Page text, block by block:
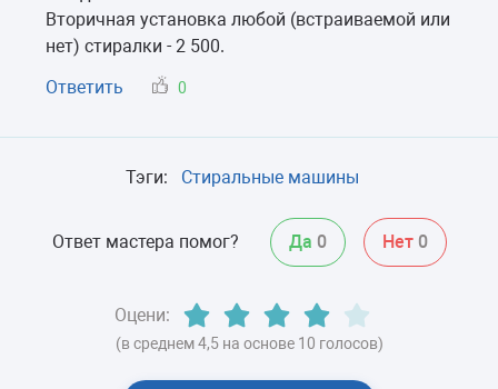
Вторичная установка любой (встраиваемой или
нет) стиралки - 2 500.
Ответить
0
Тэги: Стиральные машины
Ответ мастера помог? Да 0 Нет 0
Оцени:
(в среднем 4,5 на основе 10 голосов)